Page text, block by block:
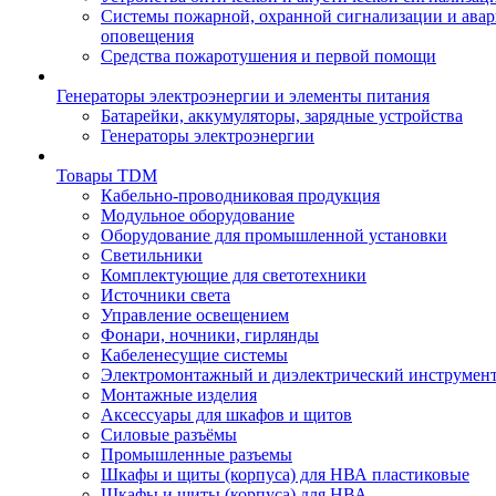
Системы пожарной, охранной сигнализации и
оповещения
Средства пожаротушения и первой помощи
Генераторы электроэнергии и элементы питания
Батарейки, аккумуляторы, зарядные устройства
Генераторы электроэнергии
Товары TDM
Кабельно-проводниковая продукция
Модульное оборудование
Оборудование для промышленной установки
Светильники
Комплектующие для светотехники
Источники света
Управление освещением
Фонари, ночники, гирлянды
Кабеленесущие системы
Электромонтажный и диэлектрический
Монтажные изделия
Аксессуары для шкафов и щитов
Силовые разъёмы
Промышленные разъемы
Шкафы и щиты (корпуса) для НВА пластиковые